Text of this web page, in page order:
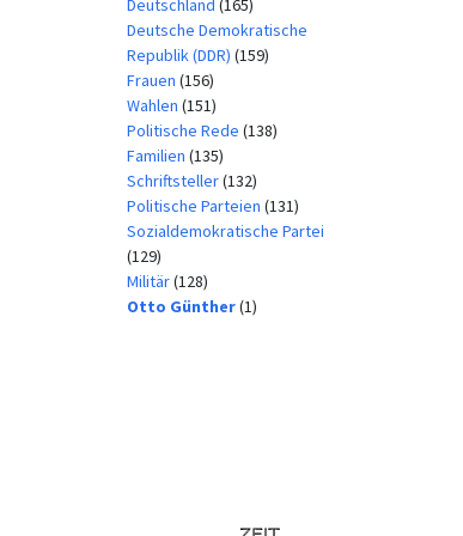
Deutschland (165)
Deutsche Demokratische
Republik (DDR) (159)
Frauen (156)
Wahlen (151)
Politische Rede (138)
Familien (135)
Schriftsteller(132)
Politische Parteien (131)
Sozialdemokratische Partei
(129)
Militär(128)
Otto Günther(1)